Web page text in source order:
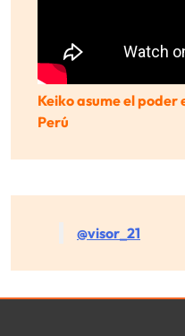
Keiko asume el poder
Perú
@visor_21